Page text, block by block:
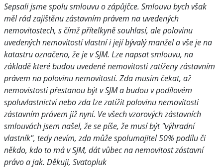
Sepsali jsme spolu smlouvu o zápůjčce. Smlouvu bych však
měl rád zajištěnu zástavním právem na uvedených
nemovitostech, s čímž přítelkyně souhlasí, ale polovinu
uvedených nemovitostí vlastní i její bývalý manžel a vše je na
katastru označeno, že je v SJM. Lze napsat smlouvu, na
základě které budou uvedené nemovitosti zatíženy zástavním
právem na polovinu nemovitostí. Zda musím čekat, až
nemovistosti přestanou být v SJM a budou v podílovém
spoluvlastnictví nebo zda lze zatížit polovinu nemovitosti
zástavním právem již nyní. Ve všech vzorových zástavních
smlouvách jsem našel, že se píše, že musí být "výhradní
vlastník", tedy nevím, zda může spolumajitel 50% podílu či
někdo, kdo to má v SJM, dát vůbec na nemovitost zástavní
právo a jak. Děkuji, Svatopluk